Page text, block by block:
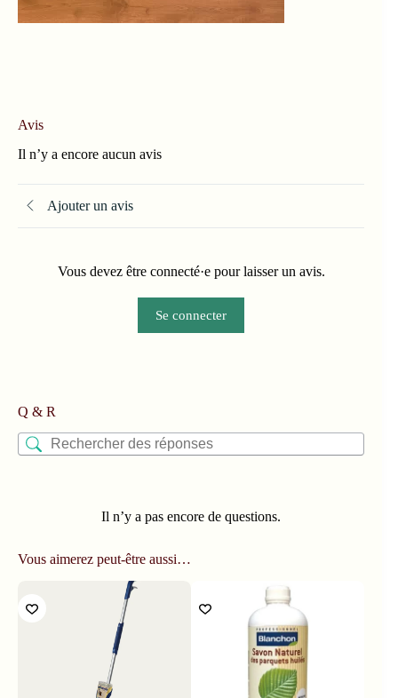
Avis
Il n’y a encore aucun avis
Ajouter un avis
Vous devez être connecté·e pour laisser un avis.
Se connecter
Q & R
Il n’y a pas encore de questions.
Vous aimerez peut-être aussi…